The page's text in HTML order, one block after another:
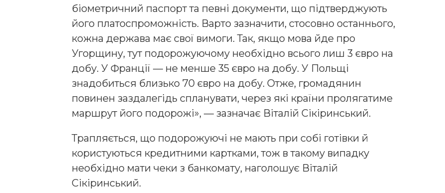
біометричний паспорт та певні документи, що підтверджують
його платоспроможність. Варто зазначити, стосовно останнього,
кожна держава має свої вимоги. Так, якщо мова йде про
Угорщину, тут подорожуючому необхідно всього лиш 3 євро на
добу. У Франції — не менше 35 євро на добу. У Польщі
знадобиться близько 70 євро на добу. Отже, громадянин
повинен заздалегідь спланувати, через які країни пролягатиме
маршрут його подорожі», — зазначає Віталій Сікіринський.
Трапляється, що подорожуючі не мають при собі готівки й
користуються кредитними картками, тож в такому випадку
необхідно мати чеки з банкомату, наголошує Віталій
Сікіринський.